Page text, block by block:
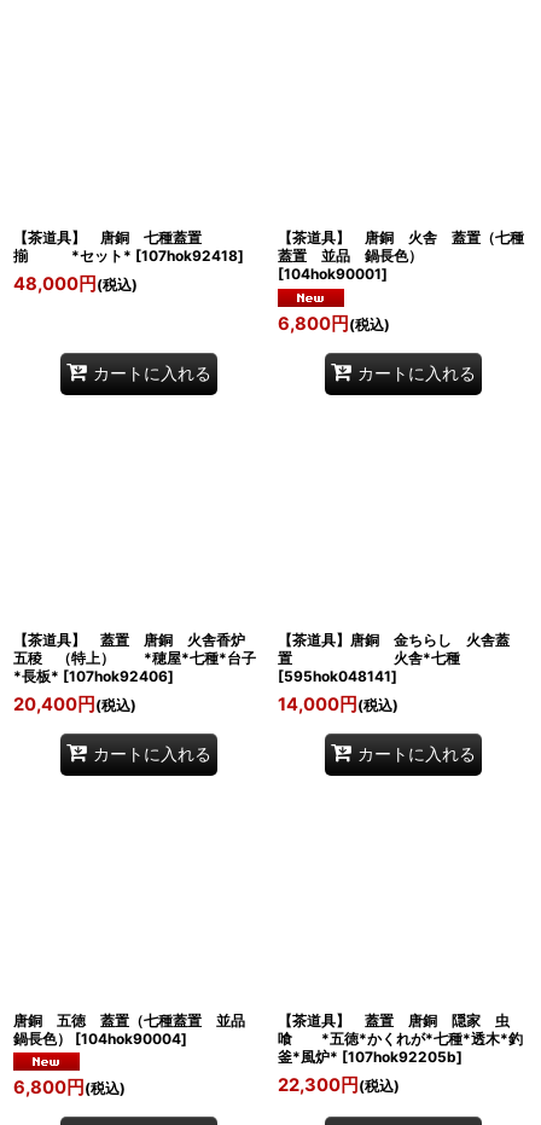
【茶道具】 唐銅 七種蓋置
揃 *セット* [107hok92418]
48,000円 (税込)
カートに入れる
【茶道具】 唐銅 火舎 蓋置（七種
蓋置 並品 鍋長色）
[104hok90001]
6,800円 (税込)
カートに入れる
【茶道具】 蓋置 唐銅 火舎香炉
五稜 （特上） *穂屋*七種*台子
*長板* [107hok92406]
20,400円 (税込)
カートに入れる
【茶道具】唐銅 金ちらし 火舎蓋
置 火舎*七種
[595hok048141]
14,000円 (税込)
カートに入れる
唐銅 五徳 蓋置（七種蓋置 並品
鍋長色）
[104hok90004]
6,800円 (税込)
【茶道具】 蓋置 唐銅 隠家 虫
喰 *五徳*かくれが*七種*透木*釣
釜*風炉* [107hok92205b]
22,300円 (税込)